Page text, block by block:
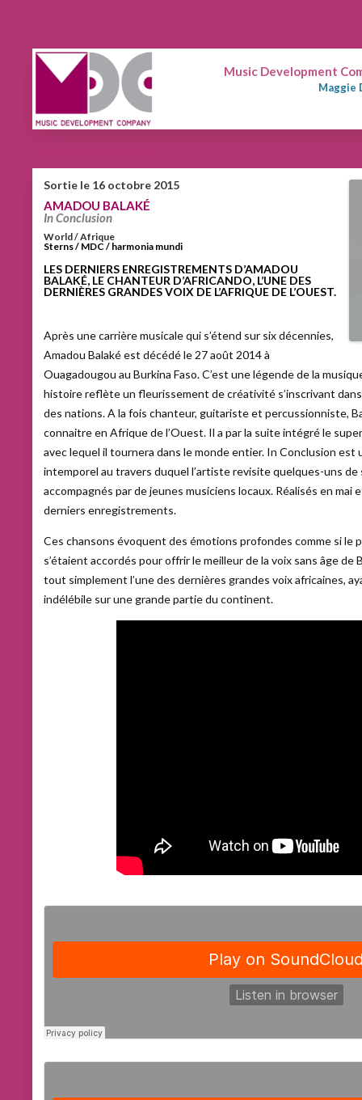
Music Development
Maggie
Sortie le 16 octobre 2015
AMADOU BALAKÉ
In Conclusion
World / Afrique
Sterns / MDC / harmonia mundi
LES DERNIERS ENREGISTREMENTS D’AMADOU
BALAKÉ, LE CHANTEUR D’AFRICANDO, L’UNE DES
DERNIÈRES GRANDES VOIX DE L’AFRIQUE DE L’OUEST.
Après une carrière musicale qui s’étend sur six décennies,
Amadou Balaké est décédé le 27 août 2014 à
Ouagadougou au Burkina Faso. C’est une légende de la
histoire reflète un fleurissement de créativité s’inscrivant
des nations. A la fois chanteur, guitariste et percussionniste,
connaitre en Afrique de l’Ouest. Il a par la suite intégré le
avec lequel il tournera dans le monde entier. In Conclusion est
intemporel au travers duquel l’artiste revisite quelques-uns de
accompagnés par de jeunes musiciens locaux. Réalisés en mai
derniers enregistrements.
Ces chansons évoquent des émotions profondes comme si le
s’étaient accordés pour offrir le meilleur de la voix sans âge de
tout simplement l’une des dernières grandes voix africaines,
indélébile sur une grande partie du continent.